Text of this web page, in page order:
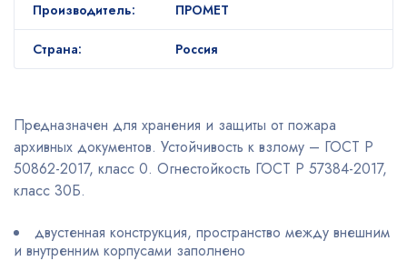
Производитель: ПРОМЕТ
Страна: Россия
Предназначен для хранения и защиты от пожара
архивных документов. Устойчивость к взлому – ГОСТ Р
50862-2017, класс 0. Огнестойкость ГОСТ Р 57384-2017,
класс 30Б.
двустенная конструкция, пространство между внешним
и внутренним корпусами заполнено